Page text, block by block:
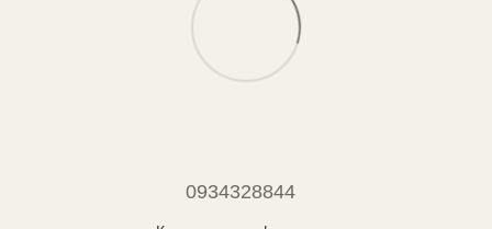
0934328844